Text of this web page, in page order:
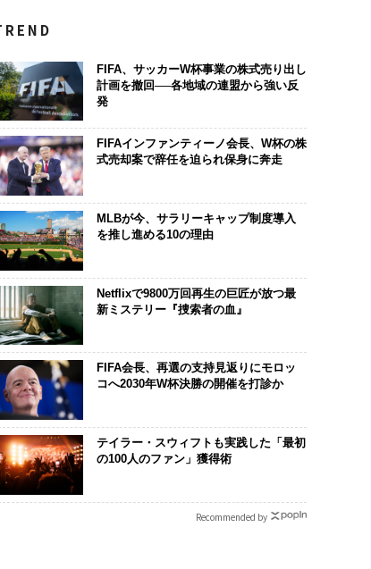
FIFA、サッカーW杯事業の株式売り出し
計画を撤回──各地域の連盟から強い反
発
FIFAインファンティーノ会長、W杯の株
式売却案で辞任を迫られ保身に奔走
MLBが今、サラリーキャップ制度導入
を推し進める10の理由
Netflixで9800万回再生の巨匠が放つ最
新ミステリー『捜索者の血』
FIFA会長、再選の支持見返りにモロッ
コへ2030年W杯決勝の開催を打診か
テイラー・スウィフトも実践した「最初
の100人のファン」獲得術
Recommended by